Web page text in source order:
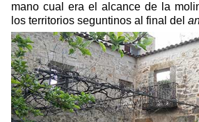
mano cual era el alcance de la
los territorios seguntinos al final del